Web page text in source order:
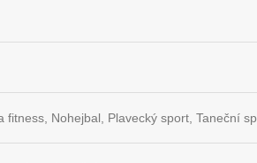
Nohejbal, Plavecký sport, Taneční